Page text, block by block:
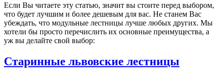
Если Вы читаете эту статью, значит вы стоите перед выбором,
что будет лучшим и более дешевым для вас. Не станем Вас
убеждать, что модульные лестницы лучше любых других. Мы
хотели бы просто перечислить их основные преимущества, а
уж вы делайте свой выбор:
Старинные львовские лестницы